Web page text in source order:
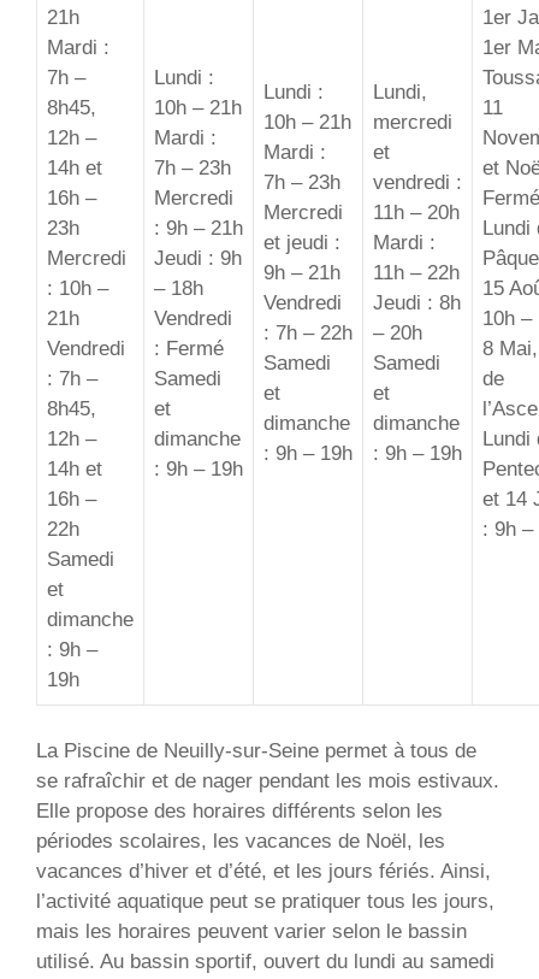
21h
Mardi :
7h –
8h45,
12h –
14h et
16h –
23h
Mercredi
: 10h –
21h
Vendredi
: 7h –
8h45,
12h –
14h et
16h –
22h
Samedi
et
dimanche
: 9h –
19h
Lundi :
10h – 21h
Mardi :
7h – 23h
Mercredi
: 9h – 21h
Jeudi : 9h
– 18h
Vendredi
: Fermé
Samedi
et
dimanche
: 9h – 19h
Lundi :
10h – 21h
Mardi :
7h – 23h
Mercredi
et jeudi :
9h – 21h
Vendredi
: 7h – 22h
Samedi
et
dimanche
: 9h – 19h
Lundi,
mercredi
et
vendredi :
11h – 20h
Mardi :
11h – 22h
Jeudi : 8h
– 20h
Samedi
et
dimanche
: 9h – 19h
1er
1er
11
et
Fermé
Lundi
15
10h –
8
de
Lundi
et 14
: 9h –
La Piscine de Neuilly-sur-Seine permet à tous de
se rafraîchir et de nager pendant les mois estivaux.
Elle propose des horaires différents selon les
périodes scolaires, les vacances de Noël, les
vacances d’hiver et d’été, et les jours fériés. Ainsi,
l’activité aquatique peut se pratiquer tous les jours,
mais les horaires peuvent varier selon le bassin
utilisé. Au bassin sportif, ouvert du lundi au samedi